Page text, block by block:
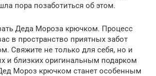
пора позаботиться об этом.
Деда Мороза крючком. Процесс
в пространство приятных забот
Свяжите не только для себя, но и
и близких оригинальным подарком
Мороз крючком станет особенным